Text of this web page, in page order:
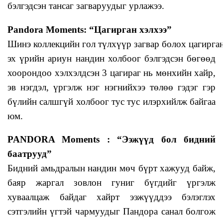
бэлгэдсэн тансаг загваруудыг урлажээ.
Pandora Moments: “Цагирган хэлхээ”
Шинэ коллекцийн гол түлхүүр загвар болох
эх үрийн ариун нандин холбоог бэлгэдсэн бөгөөд
хоорондоо хэлхэлдсэн 3 цагираг нь мөнхийн хайр,
эв нэгдэл, үргэлж нэг нэгнийхээ төлөө гэдэг гэр
бүлийн салшгүй холбоог тус тус илэрхийлж байгаа
юм.
PANDORA Moments : “Ээжүүд бол бидний
баатрууд”
Бидний амьдралын нандин мөч бүрт хажууд байж,
баяр жаргал зовлон гуниг бүгдийг үргэлж
хуваалцаж байдаг хайрт ээжүүддээ бэлэглэх
сэтгэлийн үгтэй чармуудыг Пандора санал болгож